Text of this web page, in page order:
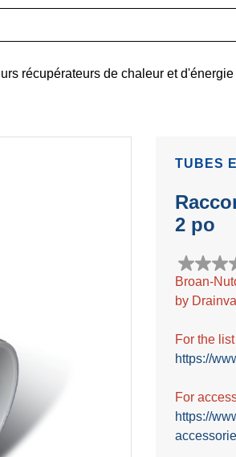
récupérateurs de chaleur et d'énergie
TUBES
2 po
0.0
étoile(s)
sur
Broan-
by
For the
https://
For
https://